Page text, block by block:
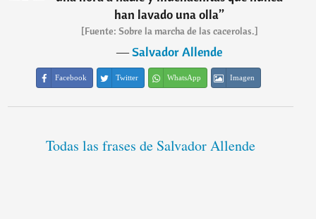
han lavado una olla”
[Fuente: Sobre la marcha de las cacerolas.]
―Salvador Allende
Facebook Twitter WhatsApp Imagen
Todas las frases de Salvador Allende